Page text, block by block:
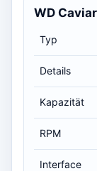
WD
Typ
Details
Kapazität
RPM
Interface